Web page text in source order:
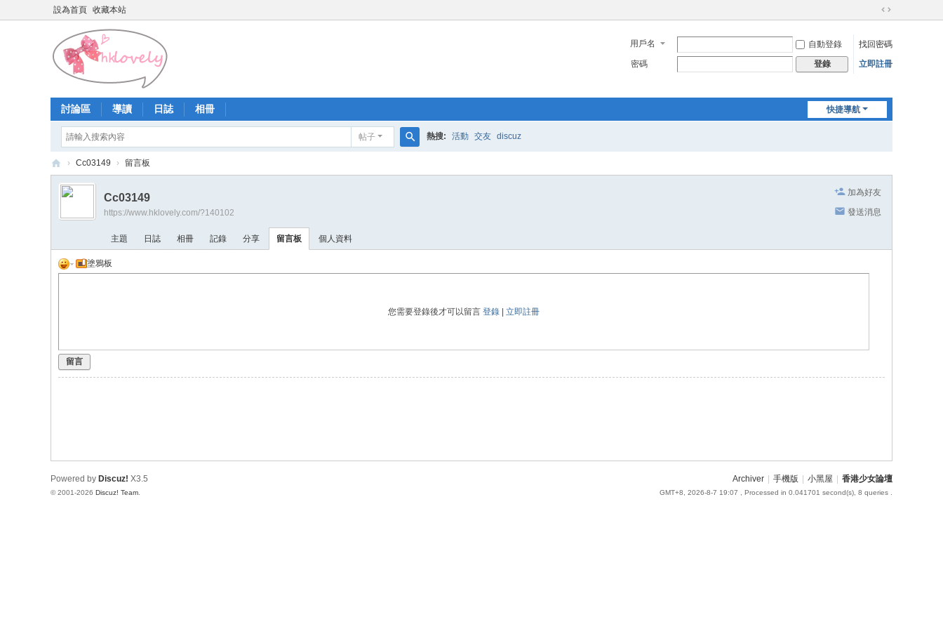
設為首頁 收藏本站
切
到
寬
用戶名 自動登錄
找回密碼
密碼
登錄 立即註冊
快捷導航
討論區 導讀 日誌 相冊
帖子
索
熱搜: 活動 交友 discuz
香
少
論
› Cc03149 › 留言板
加為好友
發送消息
Cc03149
https://www.hklovely.com/?140102
主題 日誌 相冊 記錄 分享 留言板 個人資料
塗鴉板
您需要登錄後才可以留言登錄 |立即註冊
留言
Archiver 手機版 小黑屋 香港少女論壇
GMT+8, 2026-8-7 19:07 , Processed in 0.041701 second(s), 8 queries .
Powered by Discuz! X3.5
© 2001-2026 Discuz! Team